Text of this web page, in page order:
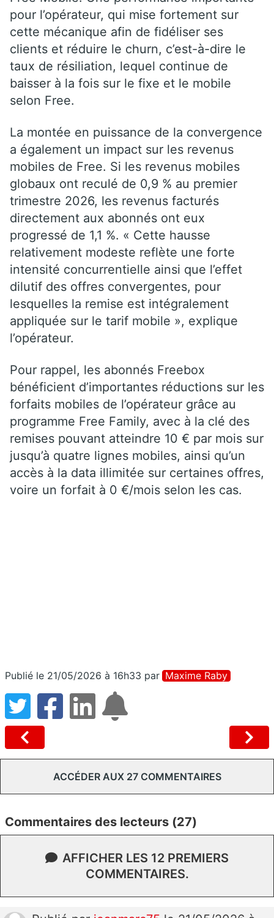
pour l’opérateur, qui mise fortement sur
cette mécanique afin de fidéliser ses
clients et réduire le churn, c’est-à-dire le
taux de résiliation, lequel continue de
baisser à la fois sur le fixe et le mobile
selon Free.
La montée en puissance de la convergence
a également un impact sur les revenus
mobiles de Free. Si les revenus mobiles
globaux ont reculé de 0,9 % au premier
trimestre 2026, les revenus facturés
directement aux abonnés ont eux
progressé de 1,1 %. « Cette hausse
relativement modeste reflète une forte
intensité concurrentielle ainsi que l’effet
dilutif des offres convergentes, pour
lesquelles la remise est intégralement
appliquée sur le tarif mobile », explique
l’opérateur.
Pour rappel, les abonnés Freebox
bénéficient d’importantes réductions sur les
forfaits mobiles de l’opérateur grâce au
programme Free Family, avec à la clé des
remises pouvant atteindre 10 € par mois sur
jusqu’à quatre lignes mobiles, ainsi qu’un
accès à la data illimitée sur certaines offres,
voire un forfait à 0 €/mois selon les cas.
Publié le 21/05/2026 à 16h33 par Maxime Raby
ACCÉDER AUX 27 COMMENTAIRES
Commentaires des lecteurs (27)
AFFICHER LES 12 PREMIERS
COMMENTAIRES.